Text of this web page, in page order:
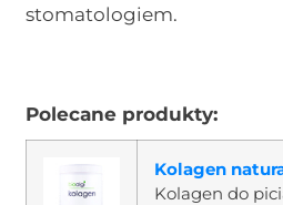
stomatologiem.
Polecane produkty:
Kolagen
Kolagen do